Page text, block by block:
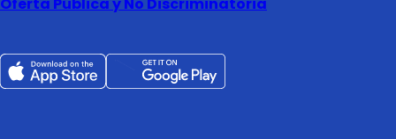
Oferta Pública y No Discriminatoria